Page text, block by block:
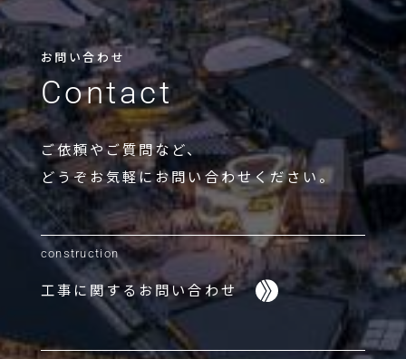
お問い合わせ
Contact
ご依頼やご質問など、
どうぞお気軽にお問い合わせください。
construction
工事に関するお問い合わせ